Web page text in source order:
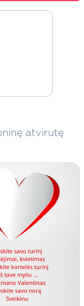
atvirutę